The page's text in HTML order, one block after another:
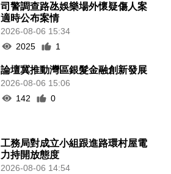
司警調查路氹娛樂場外懷疑傷人案
適時公布案情
2026-08-06 15:34
2025
1
論壇冀推動灣區銀髮金融創新發展
2026-08-06 15:06
142
0
工務局對成立小組跟進路環村屋電
力持開放態度
2026-08-06 14:54